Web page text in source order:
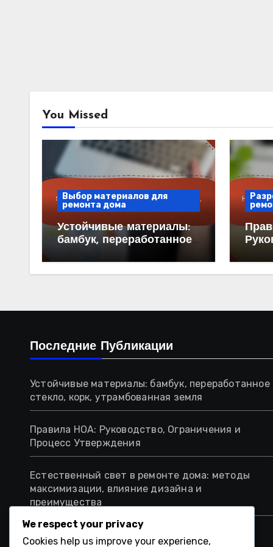
You Missed
Выбор материалов для
ремонта дома
Устойчивые материалы:
бамбук, переработанное
утрамбованная земля
Последние Публикации
Устойчивые материалы: бамбук, переработанное
стекло, корк, утрамбованная земля
Правила HOA: Руководство, Ограничения и
Процесс Утверждения
Естественный свет в ремонте дома: методы
максимизации, влияние дизайна и
преимущества
Ремонт дома: решения и интеграция
We respect your privacy
Cookies help us improve your experience,